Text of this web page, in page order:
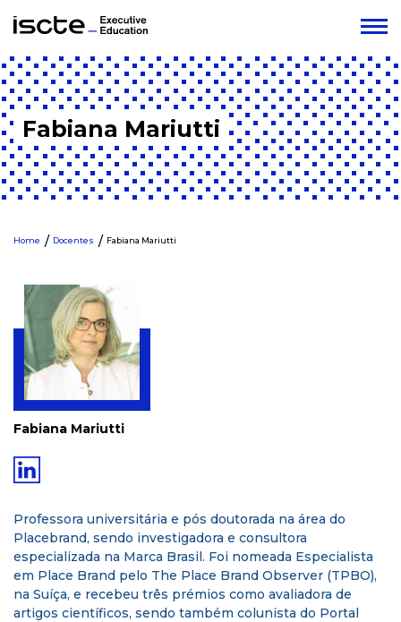
Fabiana Mariutti
Home Docentes Fabiana Mariutti
Fabiana Mariutti
Professora universitária e pós doutorada na área do
Placebrand, sendo investigadora e consultora
especializada na Marca Brasil. Foi nomeada Especialista
em Place Brand pelo The Place Brand Observer (TPBO),
na Suíça, e recebeu três prémios como avaliadora de
artigos científicos, sendo também colunista do Portal